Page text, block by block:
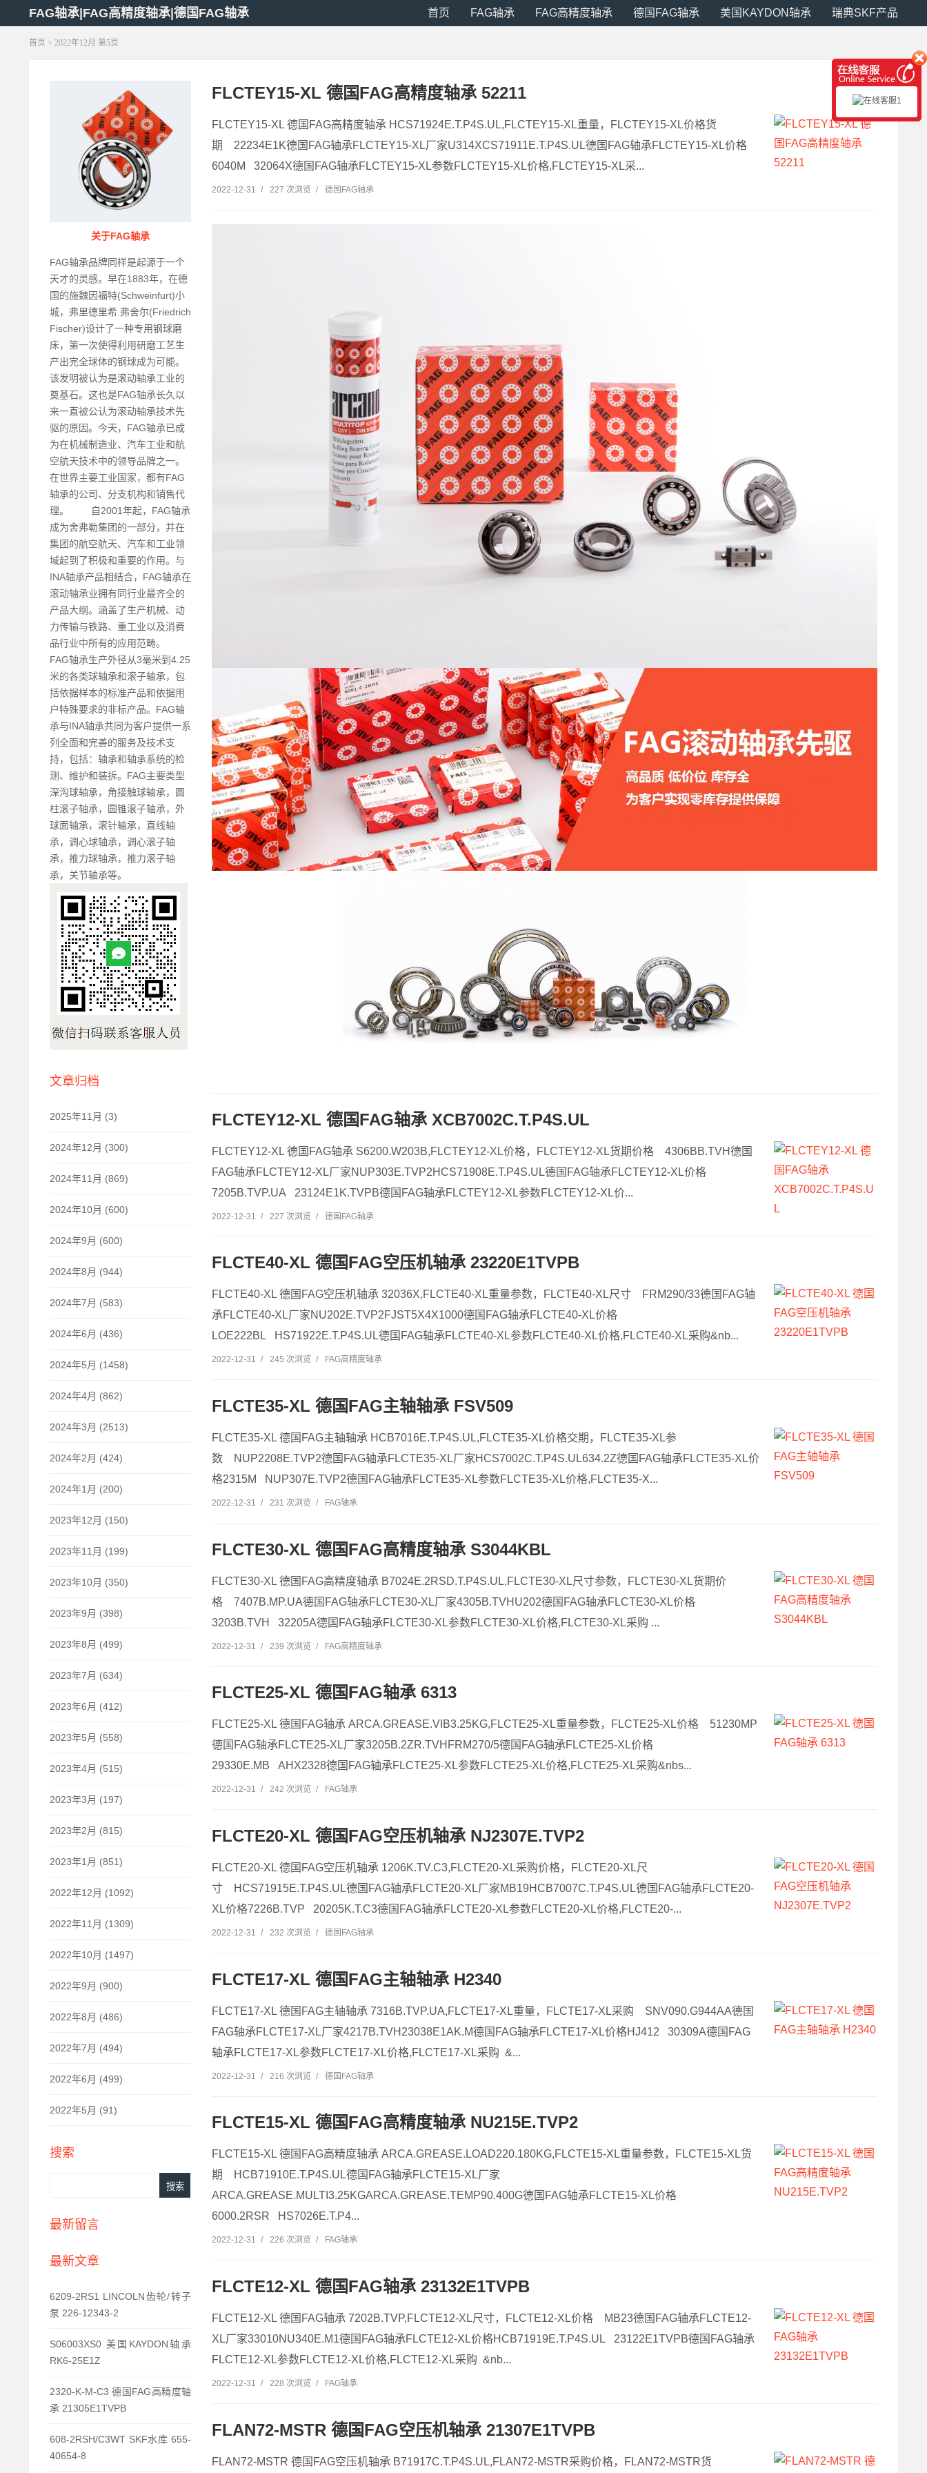
FAG轴承|FAG高精度轴承|德国FAG轴承 首页 FAG轴承 FAG高精度轴承 德国FAG轴承 美国KAYDON轴承 瑞典SKF产品
首页 > 2022年12月 第5页
关于FAG轴承
FAG轴承品牌同样是起源于一个
天才的灵感。早在1883年，在德
国的施魏因福特(Schweinfurt)小
城，弗里德里希.弗舍尔(Friedrich
Fischer)设计了一种专用钢球磨
床，第一次使得利用研磨工艺生
产出完全球体的钢球成为可能。
该发明被认为是滚动轴承工业的
奠基石。这也是FAG轴承长久以
来一直被公认为滚动轴承技术先
驱的原因。今天，FAG轴承已成
为在机械制造业、汽车工业和航
空航天技术中的领导品牌之一。
在世界主要工业国家，都有FAG
轴承的公司、分支机构和销售代
理。 自2001年起，FAG轴承
成为舍弗勒集团的一部分，并在
集团的航空航天、汽车和工业领
域起到了积极和重要的作用。与
INA轴承产品相结合，FAG轴承在
滚动轴承业拥有同行业最齐全的
产品大纲。涵盖了生产机械、动
力传输与铁路、重工业以及消费
品行业中所有的应用范畴。
FAG轴承生产外径从3毫米到4.25
米的各类球轴承和滚子轴承，包
括依据样本的标准产品和依据用
户特殊要求的非标产品。FAG轴
承与INA轴承共同为客户提供一系
列全面和完善的服务及技术支
持，包括：轴承和轴承系统的检
测、维护和装拆。FAG主要类型
深沟球轴承，角接触球轴承，圆
柱滚子轴承，圆锥滚子轴承，外
球面轴承，滚针轴承，直线轴
承，调心球轴承，调心滚子轴
承，推力球轴承，推力滚子轴
承，关节轴承等。
文章归档
2025年11月 (3)
2024年12月 (300)
2024年11月 (869)
2024年10月 (600)
2024年9月 (600)
2024年8月 (944)
2024年7月 (583)
2024年6月 (436)
2024年5月 (1458)
2024年4月 (862)
2024年3月 (2513)
2024年2月 (424)
2024年1月 (200)
2023年12月 (150)
2023年11月 (199)
2023年10月 (350)
2023年9月 (398)
2023年8月 (499)
2023年7月 (634)
2023年6月 (412)
2023年5月 (558)
2023年4月 (515)
2023年3月 (197)
2023年2月 (815)
2023年1月 (851)
2022年12月 (1092)
2022年11月 (1309)
2022年10月 (1497)
2022年9月 (900)
2022年8月 (486)
2022年7月 (494)
2022年6月 (499)
2022年5月 (91)
搜索
最新留言
最新文章
6209-2RS1 LINCOLN齿轮/转子
泵 226-12343-2
S06003XS0 美国KAYDON轴承
RK6-25E1Z
2320-K-M-C3 德国FAG高精度轴
承 21305E1TVPB
608-2RSH/C3WT SKF水库 655-
40654-8
FLCTEY15-XL 德国FAG高精度轴承 52211
FLCTEY15-XL 德国FAG高精度轴承 HCS71924E.T.P4S.UL,FLCTEY15-XL重量，FLCTEY15-XL价格货
期 22234E1K德国FAG轴承FLCTEY15-XL厂家U314XCS71911E.T.P4S.UL德国FAG轴承FLCTEY15-XL价格
6040M 32064X德国FAG轴承FLCTEY15-XL参数FLCTEY15-XL价格,FLCTEY15-XL采...
2022-12-31 / 227 次浏览 / 德国FAG轴承
FLCTEY12-XL 德国FAG轴承 XCB7002C.T.P4S.UL
FLCTEY12-XL 德国FAG轴承 S6200.W203B,FLCTEY12-XL价格，FLCTEY12-XL货期价格 4306BB.TVH德国
FAG轴承FLCTEY12-XL厂家NUP303E.TVP2HCS71908E.T.P4S.UL德国FAG轴承FLCTEY12-XL价格
7205B.TVP.UA 23124E1K.TVPB德国FAG轴承FLCTEY12-XL参数FLCTEY12-XL价...
2022-12-31 / 227 次浏览 / 德国FAG轴承
FLCTE40-XL 德国FAG空压机轴承 23220E1TVPB
FLCTE40-XL 德国FAG空压机轴承 32036X,FLCTE40-XL重量参数，FLCTE40-XL尺寸 FRM290/33德国FAG轴
承FLCTE40-XL厂家NU202E.TVP2FJST5X4X1000德国FAG轴承FLCTE40-XL价格
LOE222BL HS71922E.T.P4S.UL德国FAG轴承FLCTE40-XL参数FLCTE40-XL价格,FLCTE40-XL采购&nb...
2022-12-31 / 245 次浏览 / FAG高精度轴承
FLCTE35-XL 德国FAG主轴轴承 FSV509
FLCTE35-XL 德国FAG主轴轴承 HCB7016E.T.P4S.UL,FLCTE35-XL价格交期，FLCTE35-XL参
数 NUP2208E.TVP2德国FAG轴承FLCTE35-XL厂家HCS7002C.T.P4S.UL634.2Z德国FAG轴承FLCTE35-XL价
格2315M NUP307E.TVP2德国FAG轴承FLCTE35-XL参数FLCTE35-XL价格,FLCTE35-X...
2022-12-31 / 231 次浏览 / FAG轴承
FLCTE30-XL 德国FAG高精度轴承 S3044KBL
FLCTE30-XL 德国FAG高精度轴承 B7024E.2RSD.T.P4S.UL,FLCTE30-XL尺寸参数，FLCTE30-XL货期价
格 7407B.MP.UA德国FAG轴承FLCTE30-XL厂家4305B.TVHU202德国FAG轴承FLCTE30-XL价格
3203B.TVH 32205A德国FAG轴承FLCTE30-XL参数FLCTE30-XL价格,FLCTE30-XL采购 ...
2022-12-31 / 239 次浏览 / FAG高精度轴承
FLCTE25-XL 德国FAG轴承 6313
FLCTE25-XL 德国FAG轴承 ARCA.GREASE.VIB3.25KG,FLCTE25-XL重量参数，FLCTE25-XL价格 51230MP
德国FAG轴承FLCTE25-XL厂家3205B.2ZR.TVHFRM270/5德国FAG轴承FLCTE25-XL价格
29330E.MB AHX2328德国FAG轴承FLCTE25-XL参数FLCTE25-XL价格,FLCTE25-XL采购&nbs...
2022-12-31 / 242 次浏览 / FAG轴承
FLCTE20-XL 德国FAG空压机轴承 NJ2307E.TVP2
FLCTE20-XL 德国FAG空压机轴承 1206K.TV.C3,FLCTE20-XL采购价格，FLCTE20-XL尺
寸 HCS71915E.T.P4S.UL德国FAG轴承FLCTE20-XL厂家MB19HCB7007C.T.P4S.UL德国FAG轴承FLCTE20-
XL价格7226B.TVP 20205K.T.C3德国FAG轴承FLCTE20-XL参数FLCTE20-XL价格,FLCTE20-...
2022-12-31 / 232 次浏览 / 德国FAG轴承
FLCTE17-XL 德国FAG主轴轴承 H2340
FLCTE17-XL 德国FAG主轴轴承 7316B.TVP.UA,FLCTE17-XL重量，FLCTE17-XL采购 SNV090.G944AA德国
FAG轴承FLCTE17-XL厂家4217B.TVH23038E1AK.M德国FAG轴承FLCTE17-XL价格HJ412 30309A德国FAG
轴承FLCTE17-XL参数FLCTE17-XL价格,FLCTE17-XL采购 &...
2022-12-31 / 216 次浏览 / 德国FAG轴承
FLCTE15-XL 德国FAG高精度轴承 NU215E.TVP2
FLCTE15-XL 德国FAG高精度轴承 ARCA.GREASE.LOAD220.180KG,FLCTE15-XL重量参数，FLCTE15-XL货
期 HCB71910E.T.P4S.UL德国FAG轴承FLCTE15-XL厂家
ARCA.GREASE.MULTI3.25KGARCA.GREASE.TEMP90.400G德国FAG轴承FLCTE15-XL价格
6000.2RSR HS7026E.T.P4...
2022-12-31 / 226 次浏览 / FAG轴承
FLCTE12-XL 德国FAG轴承 23132E1TVPB
FLCTE12-XL 德国FAG轴承 7202B.TVP,FLCTE12-XL尺寸，FLCTE12-XL价格 MB23德国FAG轴承FLCTE12-
XL厂家33010NU340E.M1德国FAG轴承FLCTE12-XL价格HCB71919E.T.P4S.UL 23122E1TVPB德国FAG轴承
FLCTE12-XL参数FLCTE12-XL价格,FLCTE12-XL采购 &nb...
2022-12-31 / 228 次浏览 / FAG轴承
FLAN72-MSTR 德国FAG空压机轴承 21307E1TVPB
FLAN72-MSTR 德国FAG空压机轴承 B71917C.T.P4S.UL,FLAN72-MSTR采购价格，FLAN72-MSTR货